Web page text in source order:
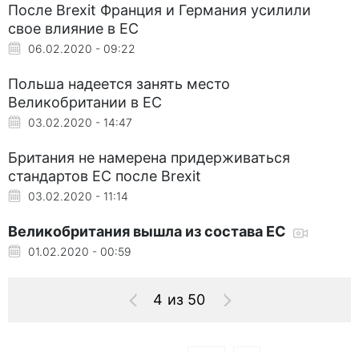
После Brexit Франция и Германия усилили
свое влияние в ЕС
06.02.2020 - 09:22
Польша надеется занять место
Великобритании в ЕС
03.02.2020 - 14:47
Британия не намерена придерживаться
стандартов ЕС после Brexit
03.02.2020 - 11:14
Великобритания вышла из состава ЕС
01.02.2020 - 00:59
4 из 50